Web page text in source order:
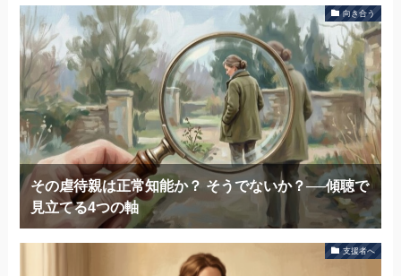
向き合う
その虐待親は正常知能か？ そうでないか？──傾聴で
見立てる4つの軸
支援者へ